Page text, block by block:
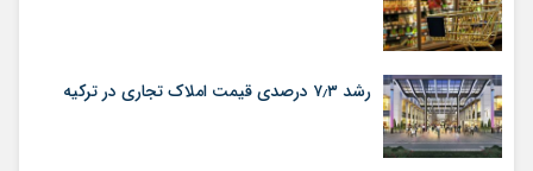
رشد ۷٫۳ درصدی قیمت‌ املاک تجاری در ترکیه